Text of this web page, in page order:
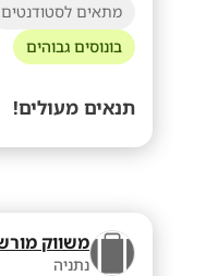
מתאים לסטודנטים
בונוסים גבוהים
תנאים מעולים!
נתניה